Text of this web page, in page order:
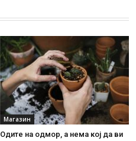
Магазин
Одите на одмор, а нема кој да ви